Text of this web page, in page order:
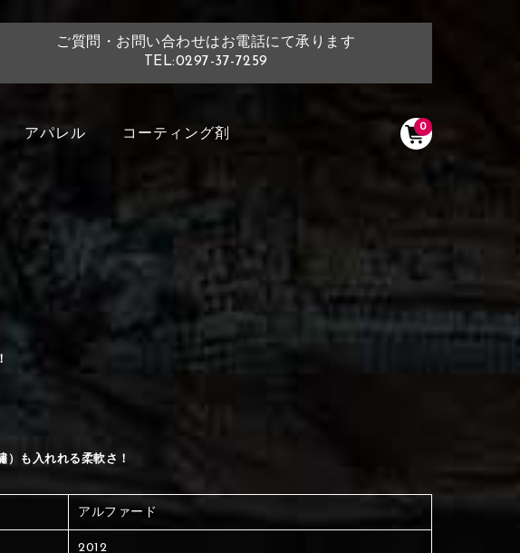
ご質問・お問い合わせはお電話にて承ります
TEL:0297-37-7259
0
アパレル コーティング剤
赤く塗られている場所を選択
ください
赤く塗られている部分にカラ
赤く塗られている場所を選択
ください
刺繍は下記21種類からご選択ください。
も入れれる柔軟さ！
アルファード
2012